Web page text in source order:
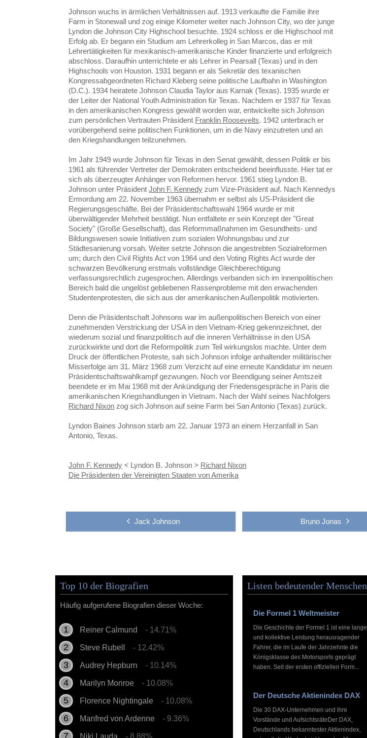
Johnson wuchs in ärmlichen Verhältnissen auf. 1913 verkaufte die Familie ihre
Farm in Stonewall und zog einige Kilometer weiter nach Johnson City, wo der junge
Lyndon die Johnson City Highschool besuchte. 1924 schloss er die Highschool mit
Erfolg ab. Er begann ein Studium am Lehrerkolleg in San Marcos, das er mit
Lehrertätigkeiten für mexikanisch-amerikanische Kinder finanzierte und erfolgreich
abschloss. Daraufhin unterrichtete er als Lehrer in Pearsall (Texas) und in den
Highschools von Houston. 1931 begann er als Sekretär des texanischen
Kongressabgeordneten Richard Kleberg seine politische Laufbahn in Washington
(D.C.). 1934 heiratete Johnson Claudia Taylor aus Karnak (Texas). 1935 wurde er
der Leiter der National Youth Administration für Texas. Nachdem er 1937 für Texas
in den amerikanischen Kongress gewählt worden war, entwickelte sich Johnson
zum persönlichen Vertrauten Präsident Franklin Roosevelts. 1942 unterbrach er
vorübergehend seine politischen Funktionen, um in die Navy einzutreten und an
den Kriegshandlungen teilzunehmen.
Im Jahr 1949 wurde Johnson für Texas in den Senat gewählt, dessen Politik er bis
1961 als führender Vertreter der Demokraten entscheidend beeinflusste. Hier tat er
sich als überzeugter Anhänger von Reformen hervor. 1961 stieg Lyndon B.
Johnson unter PräsidentJohn F. Kennedy zum Vize-Präsident auf. Nach Kennedys
Ermordung am 22. November 1963 übernahm er selbst als US-Präsident die
Regierungsgeschäfte. Bei der Präsidentschaftswahl 1964 wurde er mit
überwältigender Mehrheit bestätigt. Nun entfaltete er sein Konzept der "Great
Society" (Große Gesellschaft), das Reformmaßnahmen im Gesundheits- und
Bildungswesen sowie Initiativen zum sozialen Wohnungsbau und zur
Städtesanierung vorsah. Weiter setzte Johnson die angestrebten Sozialreformen
um; durch den Civil Rights Act von 1964 und den Voting Rights Act wurde der
schwarzen Bevölkerung erstmals vollständige Gleichberechtigung
verfassungsrechtlich zugesprochen. Allerdings verbanden sich im innenpolitischen
Bereich bald die ungelöst gebliebenen Rassenprobleme mit den erwachenden
Studentenprotesten, die sich aus der amerikanischen Außenpolitik motivierten.
Denn die Präsidentschaft Johnsons war im außenpolitischen Bereich von einer
zunehmenden Verstrickung der USA in den Vietnam-Krieg gekennzeichnet, der
wiederum sozial und finanzpolitisch auf die inneren Verhältnisse in den USA
zurückwirkte und dort die Reformpolitik zum Teil wirkungslos machte. Unter dem
Druck der öffentlichen Proteste, sah sich Johnson infolge anhaltender militärischer
Misserfolge am 31. März 1968 zum Verzicht auf eine erneute Kandidatur im neuen
Präsidentschaftswahlkampf gezwungen. Noch vor Beendigung seiner Amtszeit
beendete er im Mai 1968 mit der Ankündigung der Friedensgespräche in Paris die
amerikanischen Kriegshandlungen in Vietnam. Nach der Wahl seines Nachfolgers
Richard Nixon zog sich Johnson auf seine Farm bei San Antonio (Texas) zurück.
Lyndon Baines Johnson starb am 22. Januar 1973 an einem Herzanfall in San
Antonio, Texas.
John F. Kennedy < Lyndon B. Johnson > Richard Nixon
Die Präsidenten der Vereinigten Staaten von Amerika
Jack Johnson Bruno Jonas
Top 10 der Biografien
Häufig aufgerufene Biografien dieser Woche:
Reiner Calmund - 14.71%
Steve Rubell - 12.42%
Audrey Hepburn - 10.14%
Marilyn Monroe - 10.08%
Florence Nightingale - 10.08%
Manfred von Ardenne - 9.36%
Niki Lauda - 8.88%
Listen bedeutender Menschen
Die Formel 1 Weltmeister
Die Geschichte der Formel 1 ist eine lange
und kollektive Leistung herausragender
Fahrer, die im Laufe der Jahrzehnte die
Königsklasse des Motorsports geprägt
haben. Seit der ersten offiziellen Form...
Der Deutsche Aktienindex DAX
Die 30 DAX-Unternehmen und ihre
Vorstände und AufsichtsräteDer DAX,
Deutschlands bekanntester Aktienindex,